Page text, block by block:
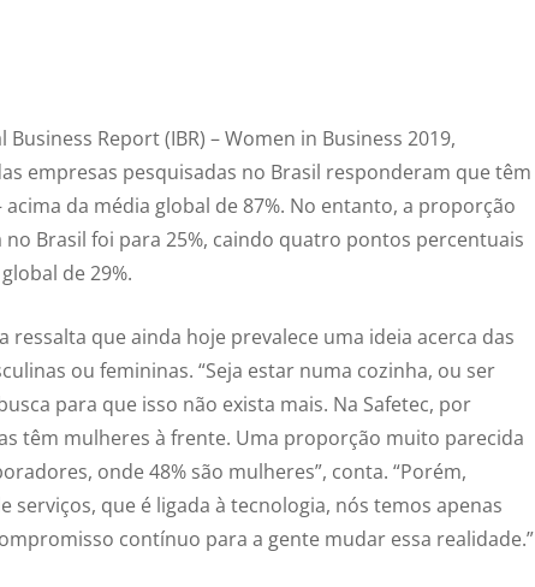
Report (IBR) – Women in Business 2019,
empresas pesquisadas no Brasil responderam que têm
da média global de 87%. No entanto, a proporção
Brasil foi para 25%, caindo quatro pontos percentuais
de 29%.
ressalta que ainda hoje prevalece uma ideia acerca das
ou femininas. “Seja estar numa cozinha, ou ser
para que isso não exista mais. Na Safetec, por
têm mulheres à frente. Uma proporção muito parecida
onde 48% são mulheres”, conta. “Porém,
serviços, que é ligada à tecnologia, nós temos apenas
contínuo para a gente mudar essa realidade.”